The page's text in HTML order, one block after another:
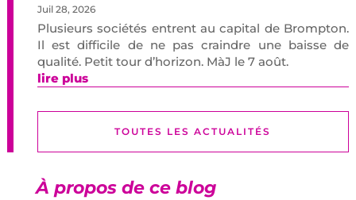
Juil 28, 2026
Plusieurs sociétés entrent au capital de Brompton.
Il est difficile de ne pas craindre une baisse de
qualité. Petit tour d’horizon. MàJ le 7 août.
lire plus
TOUTES LES ACTUALITÉS
À propos de ce blog